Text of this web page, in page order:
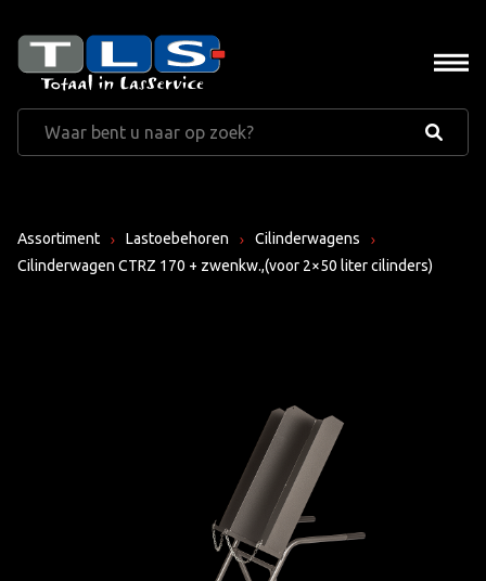
Assortiment Lastoebehoren
Cilinderwagens
Cilinderwagen CTRZ 170 + zwenkw.,(voor 2×50 liter cilinders)